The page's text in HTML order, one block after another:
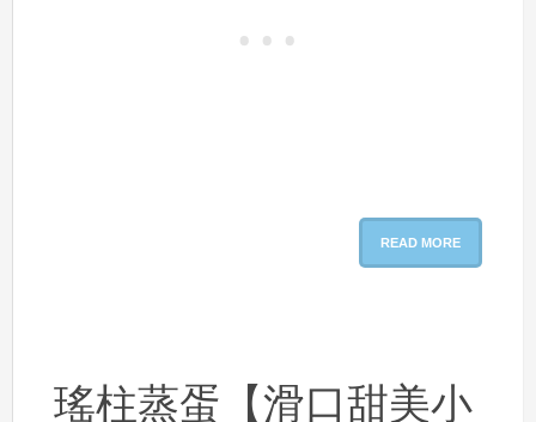
READ MORE
瑤柱蒸蛋【滑口甜美小